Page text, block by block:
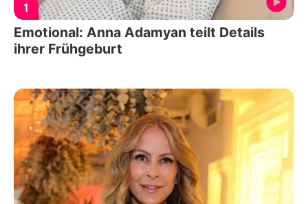
1
Emotional: Anna Adamyan teilt Details
ihrer Frühgeburt